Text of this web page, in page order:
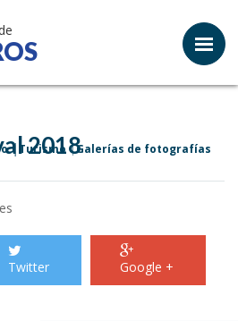
2018
Turismo Galerías de fotografías
Twitter Google +